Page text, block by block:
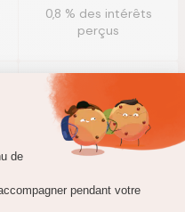
0,8 % des intérêts
perçus
1 % de la valeur pour les
transferts entrants
5 % de la valeur du
transfert sur les
sortants